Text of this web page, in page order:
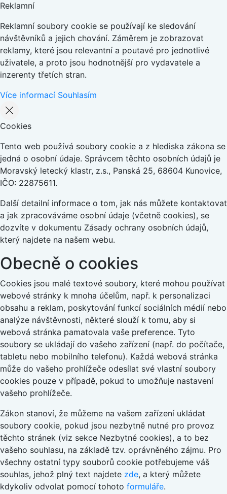
Reklamní
Reklamní soubory cookie se používají ke sledování
návštěvníků a jejich chování. Záměrem je zobrazovat
reklamy, které jsou relevantní a poutavé pro jednotlivé
uživatele, a proto jsou hodnotnější pro vydavatele a
inzerenty třetích stran.
Více informací Souhlasím
Cookies
Tento web používá soubory cookie a z hlediska zákona se
jedná o osobní údaje. Správcem těchto osobních údajů je
Moravský letecký klastr, z.s., Panská 25, 68604 Kunovice,
IČO: 22875611.
Další detailní informace o tom, jak nás můžete kontaktovat
a jak zpracováváme osobní údaje (včetně cookies), se
dozvíte v dokumentu Zásady ochrany osobních údajů,
který najdete na našem webu.
Obecně o cookies
Cookies jsou malé textové soubory, které mohou používat
webové stránky k mnoha účelům, např. k personalizaci
obsahu a reklam, poskytování funkcí sociálních médií nebo
analýze návštěvnosti, některé slouží k tomu, aby si
webová stránka pamatovala vaše preference. Tyto
soubory se ukládají do vašeho zařízení (např. do počítače,
tabletu nebo mobilního telefonu). Každá webová stránka
může do vašeho prohlížeče odesílat své vlastní soubory
cookies pouze v případě, pokud to umožňuje nastavení
vašeho prohlížeče.
Zákon stanoví, že můžeme na vašem zařízení ukládat
soubory cookie, pokud jsou nezbytně nutné pro provoz
těchto stránek (viz sekce Nezbytné cookies), a to bez
vašeho souhlasu, na základě tzv. oprávněného zájmu. Pro
všechny ostatní typy souborů cookie potřebujeme váš
souhlas, jehož plný text najdete zde, a který můžete
kdykoliv odvolat pomocí tohoto formuláře.